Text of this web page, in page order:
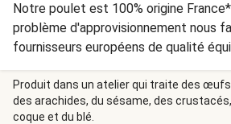
Notre poulet est 100% origine
problème d'approvisionnement nous
fournisseurs européens de qualité
Produit dans un atelier qui traite des
des arachides, du sésame, des
coque et du blé.